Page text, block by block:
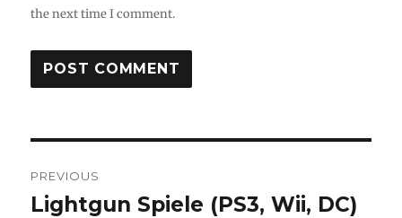
the next time I comment.
navigation
PREVIOUS
Previous
Lightgun Spiele (PS3, Wii, DC)